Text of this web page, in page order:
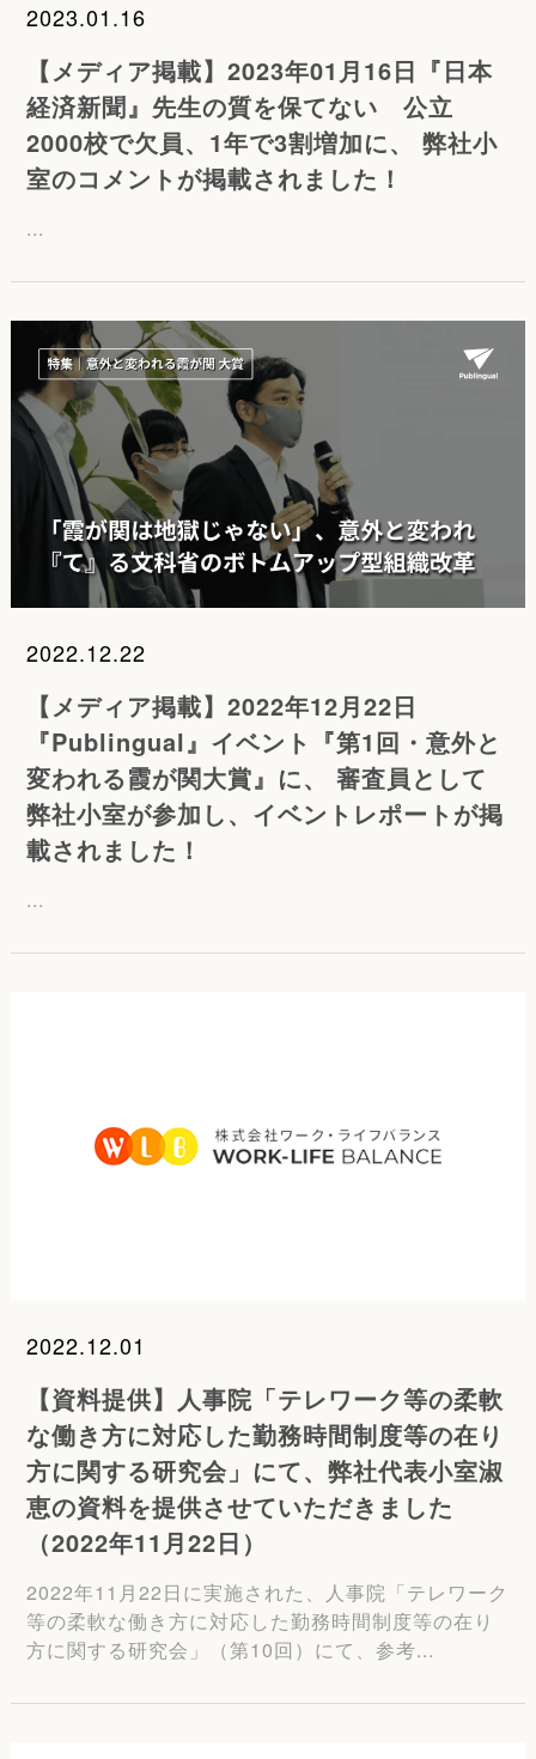
2023.01.16
【メディア掲載】2023年01月16日『日本
経済新聞』先生の質を保てない 公立
2000校で欠員、1年で3割増加に、 弊社小
室のコメントが掲載されました！
...
2022.12.22
【メディア掲載】2022年12月22日
『Publingual』イベント『第1回・意外と
変われる霞が関大賞』に、 審査員として
弊社小室が参加し、イベントレポートが掲
載されました！
...
2022.12.01
【資料提供】人事院「テレワーク等の柔軟
な働き方に対応した勤務時間制度等の在り
方に関する研究会」にて、弊社代表小室淑
恵の資料を提供させていただきました
（2022年11月22日）
2022年11月22日に実施された、人事院「テレワーク
等の柔軟な働き方に対応した勤務時間制度等の在り
方に関する研究会」（第10回）にて、参考...